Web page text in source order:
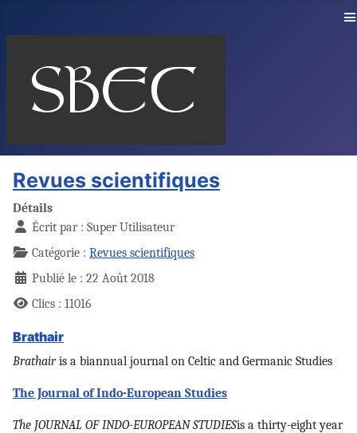
≡
Revues scientifiques
Détails
Écrit par : Super Utilisateur
Catégorie : Revues scientifiques
Publié le : 22 Août 2018
Clics : 11016
Brathair
Brathairis a biannual journal on Celtic and Germanic Studies
The Journal of Indo-European Studies
The JOURNAL OF INDO-EUROPEAN STUDIESis a thirty-eight year